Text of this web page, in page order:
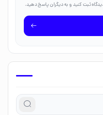
ثبت کنید و به دیگران پاسخ دهید.